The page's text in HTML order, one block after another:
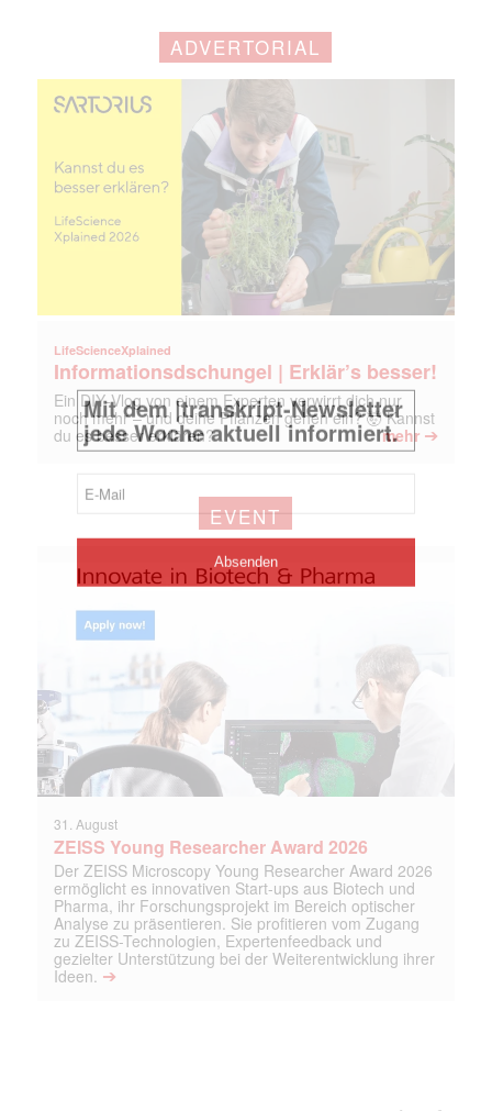
ADVERTORIAL
LifeScienceXplained
Informationsdschungel | Erklär’s besser!
Ein DIY‑Vlog von einem Experten verwirrt dich nur
noch mehr – und deine Pflanzen gehen ein? 🤯 Kannst
du es besser erklären?
mehr ➔
EVENT
31. August
ZEISS Young Researcher Award 2026
Der ZEISS Microscopy Young Researcher Award 2026
ermöglicht es innovativen Start-ups aus Biotech und
Pharma, ihr Forschungsprojekt im Bereich optischer
Analyse zu präsentieren. Sie profitieren vom Zugang
zu ZEISS-Technologien, Expertenfeedback und
gezielter Unterstützung bei der Weiterentwicklung ihrer
Ideen. ➔